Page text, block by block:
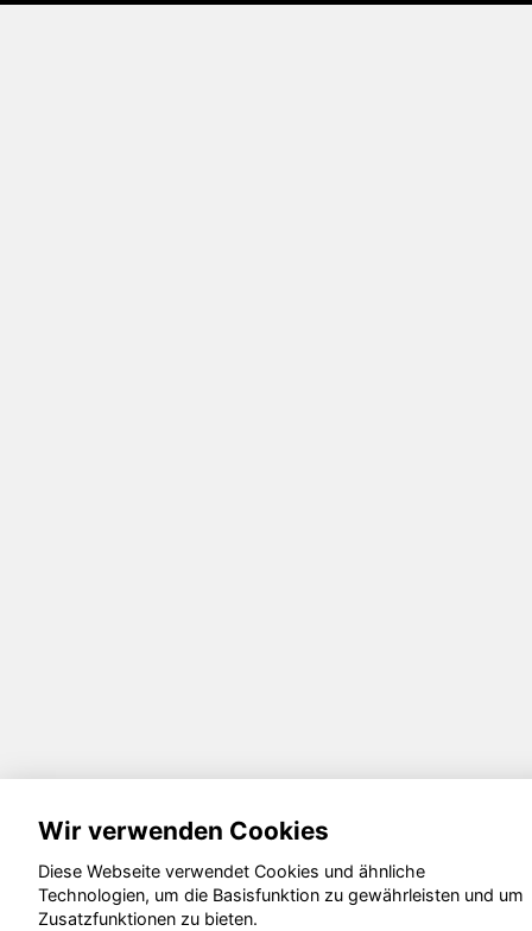
Wir verwenden Cookies
Diese Webseite verwendet Cookies und ähnliche
Technologien, um die Basisfunktion zu gewährleisten und um
Zusatzfunktionen zu bieten.